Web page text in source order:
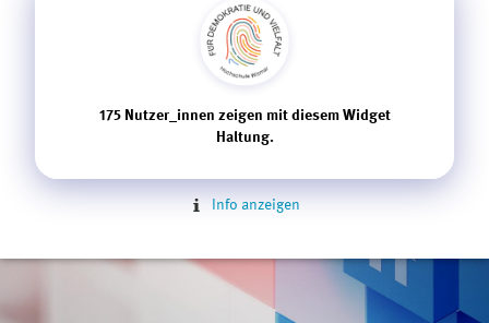
175 Nutzer_innen zeigen mit diesem Widget
Haltung.
Info anzeigen